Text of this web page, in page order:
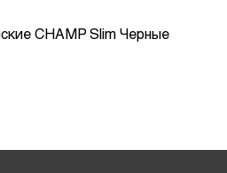
CHAMP Slim Черные